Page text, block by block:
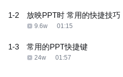
1-2 放映PPT时 常用的快捷技巧
9.6w 01:15
1-3 常用的PPT快捷键
24w 01:57